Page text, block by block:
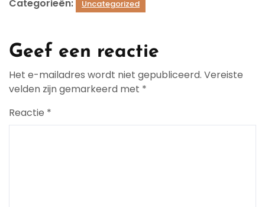
Categorieën:
Uncategorized
Geef een reactie
Het e-mailadres wordt niet gepubliceerd. Vereiste
velden zijn gemarkeerd met *
Reactie *